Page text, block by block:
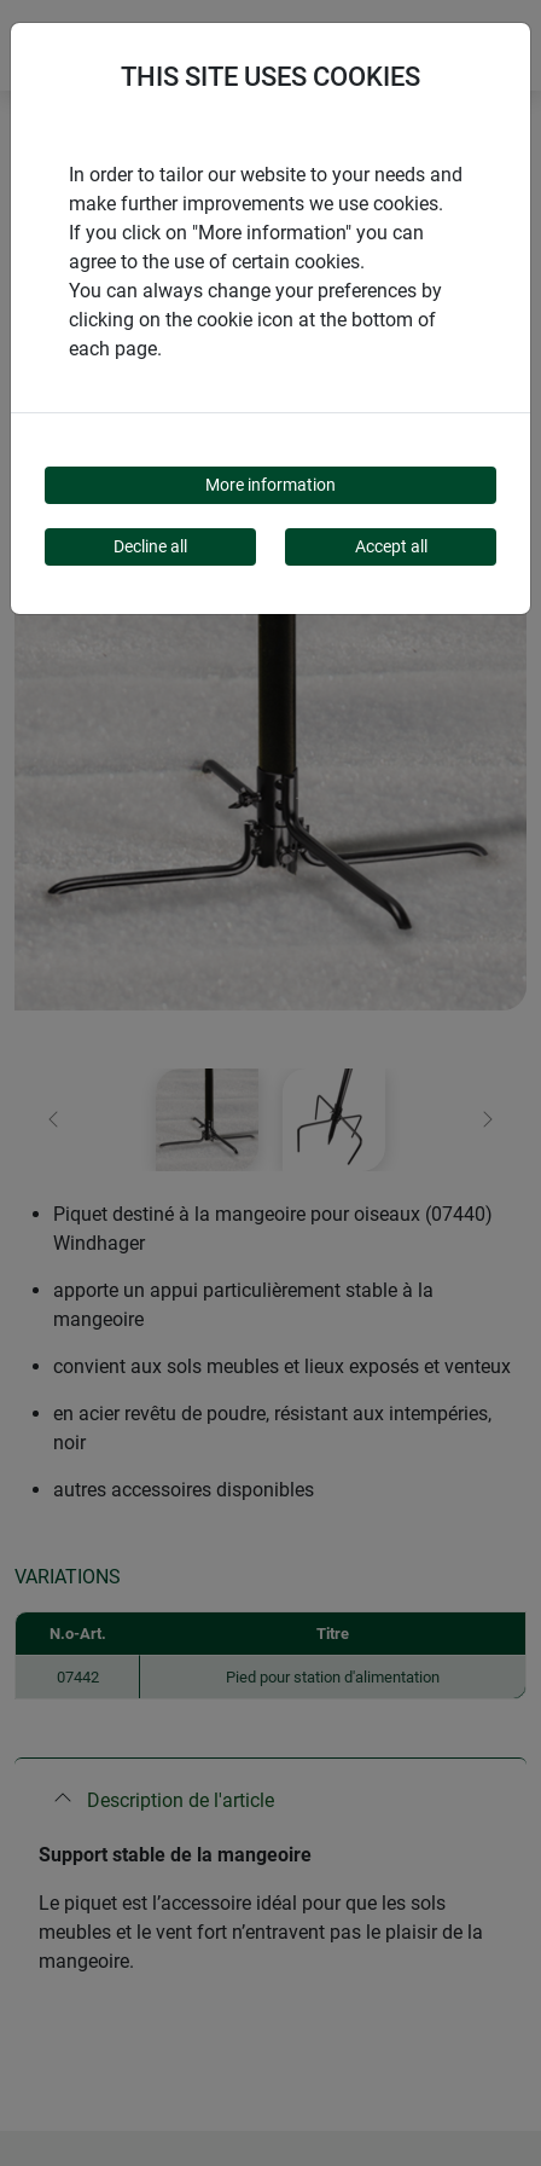
Accueil
Maisons d'oiseaux
Pieds pour station d'alimentation
PRODUITS
PIEDS POUR STATION
D'ALIMENTATION
retour
Piquet destiné à la mangeoire pour oiseaux (07440)
Windhager
apporte un appui particulièrement stable à la
mangeoire
convient aux sols meubles et lieux exposés et venteux
en acier revêtu de poudre, résistant aux intempéries,
noir
autres accessoires disponibles
VARIATIONS
N.o-Art. Titre
07442 Pied pour station d'alimentation
Description de l'article
Support stable de la mangeoire
Le piquet est l’accessoire idéal pour que les sols
meubles et le vent fort n’entravent pas le plaisir de la
mangeoire.
THIS SITE USES COOKIES
In order to tailor our website to your needs and
make further improvements we use cookies.
If you click on "More information" you can
agree to the use of certain cookies.
You can always change your preferences by
clicking on the cookie icon at the bottom of
each page.
More information
Decline all Accept all